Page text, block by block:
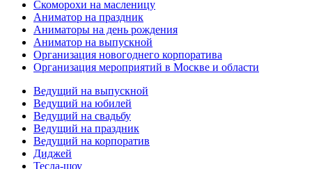
Скоморохи на масленицу
Аниматор на праздник
Аниматоры на день рождения
Аниматор на выпускной
Организация новогоднего корпоратива
Организация мероприятий в Москве и области
Ведущий на выпускной
Ведущий на юбилей
Ведущий на свадьбу
Ведущий на праздник
Ведущий на корпоратив
Диджей
Тесла-шоу